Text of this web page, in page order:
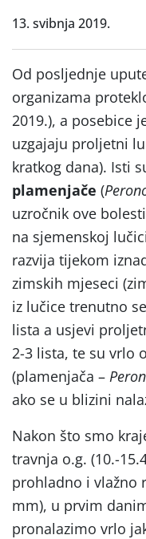
13. svibnja 2019.
Od posljednje
organizama
2019.), a posebice
uzgajaju proljetni
kratkog dana). Isti
plamenjače (
uzročnik ove
na sjemenskoj
razvija tijekom
zimskih mjeseci
iz lučice trenutno
lista a usjevi
2-3 lista, te su vrlo
(plamenjača –
ako se u blizini
Nakon što smo
travnja o.g. (10.-
prohladno i vlažno
mm), u prvim
pronalazimo vrlo